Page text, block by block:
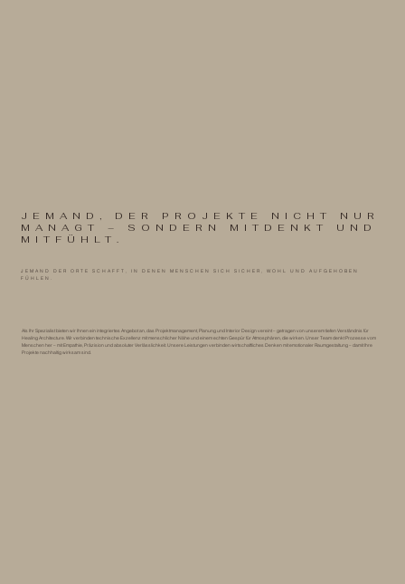
JEMAND, DER PROJEKTE NICHT NUR
MANAGT – SONDERN MITDENKT UND
MITFÜHLT.
JEMAND DER ORTE SCHAFFT, IN DENEN MENSCHEN SICH SICHER, WOHL UND AUFGEHOBEN
FÜHLEN.
Als Ihr Spezialist bieten wir Ihnen ein integriertes Angebot an, das Projektmanagement, Planung und Interior Design vereint – getragen von unserem tiefen Verständnis für
Healing Architecture. Wir verbinden technische Exzellenz mit menschlicher Nähe und einem echten Gespür für Atmosphären, die wirken. Unser Team denkt Prozesse vom
Menschen her – mit Empathie, Präzision und absoluter Verlässlichkeit. Unsere Leistungen verbinden wirtschaftliches Denken mit emotionaler Raumgestaltung – damit Ihre
Projekte nachhaltig wirksam sind.